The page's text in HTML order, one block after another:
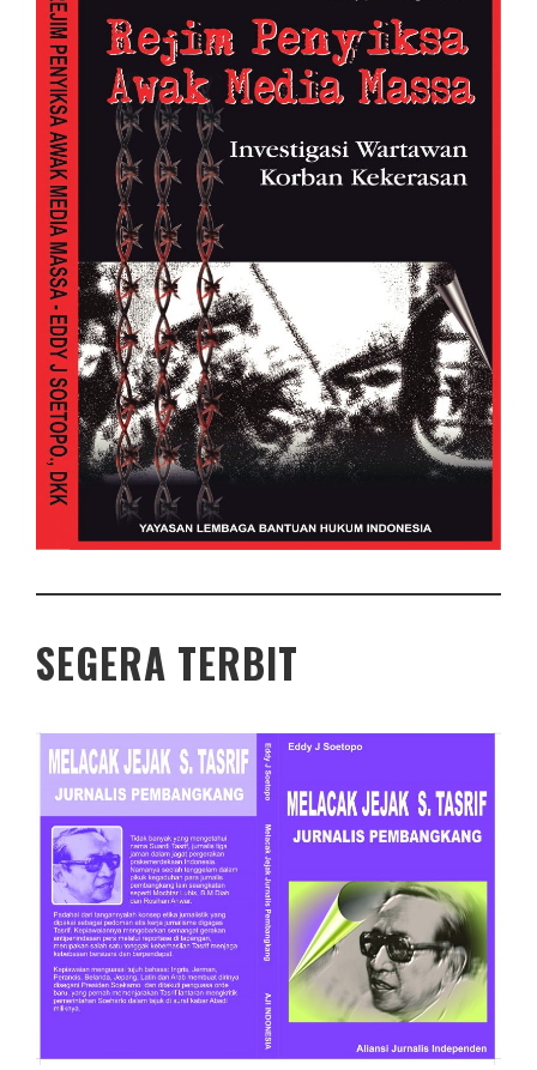
SEGERA TERBIT